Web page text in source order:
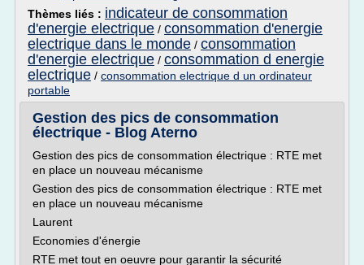
Thèmes liés : indicateur de consommation
d'energie electrique / consommation d'energie
electrique dans le monde / consommation
d'energie electrique / consommation d energie
electrique / consommation electrique d un ordinateur
portable
Gestion des pics de consommation
électrique - Blog Aterno
Gestion des pics de consommation électrique : RTE met
en place un nouveau mécanisme
Gestion des pics de consommation électrique : RTE met
en place un nouveau mécanisme
Laurent
Economies d'énergie
RTE met tout en oeuvre pour garantir la sécurité